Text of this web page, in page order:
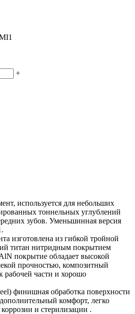
+
используется для небольших
тоннельных углублений
зубов. Уменьшинная версия
изготовлена из гибкой тройной
титан нитридным покрытием
покрытие обладает высокой
прочностью, композитный
рабочей части и хорошо
финишная обработка поверхности
комфорт, легко
и стерилизации .